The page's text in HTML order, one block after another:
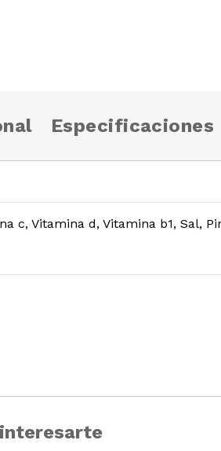
Especificaciones
c, Vitamina d, Vitamina b1, Sal,